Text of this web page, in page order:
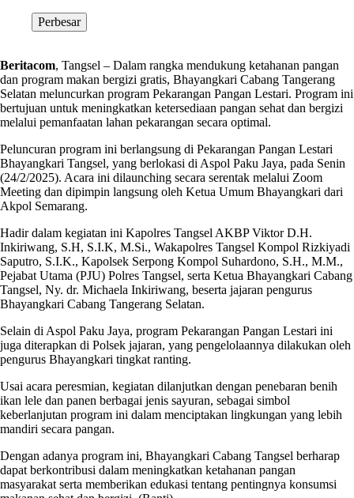
Perbesar
Beritacom, Tangsel – Dalam rangka mendukung ketahanan pangan
dan program makan bergizi gratis, Bhayangkari Cabang Tangerang
Selatan meluncurkan program Pekarangan Pangan Lestari. Program ini
bertujuan untuk meningkatkan ketersediaan pangan sehat dan bergizi
melalui pemanfaatan lahan pekarangan secara optimal.
Peluncuran program ini berlangsung di Pekarangan Pangan Lestari
Bhayangkari Tangsel, yang berlokasi di Aspol Paku Jaya, pada Senin
(24/2/2025). Acara ini dilaunching secara serentak melalui Zoom
Meeting dan dipimpin langsung oleh Ketua Umum Bhayangkari dari
Akpol Semarang.
Hadir dalam kegiatan ini Kapolres Tangsel AKBP Viktor D.H.
Inkiriwang, S.H, S.I.K, M.Si., Wakapolres Tangsel Kompol Rizkiyadi
Saputro, S.I.K., Kapolsek Serpong Kompol Suhardono, S.H., M.M.,
Pejabat Utama (PJU) Polres Tangsel, serta Ketua Bhayangkari Cabang
Tangsel, Ny. dr. Michaela Inkiriwang, beserta jajaran pengurus
Bhayangkari Cabang Tangerang Selatan.
Selain di Aspol Paku Jaya, program Pekarangan Pangan Lestari ini
juga diterapkan di Polsek jajaran, yang pengelolaannya dilakukan oleh
pengurus Bhayangkari tingkat ranting.
Usai acara peresmian, kegiatan dilanjutkan dengan penebaran benih
ikan lele dan panen berbagai jenis sayuran, sebagai simbol
keberlanjutan program ini dalam menciptakan lingkungan yang lebih
mandiri secara pangan.
Dengan adanya program ini, Bhayangkari Cabang Tangsel berharap
dapat berkontribusi dalam meningkatkan ketahanan pangan
masyarakat serta memberikan edukasi tentang pentingnya konsumsi